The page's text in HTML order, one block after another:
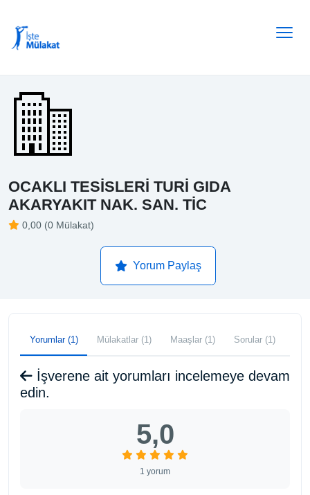
OCAKLI TESİSLERİ TURİ GIDA
AKARYAKIT NAK. SAN. TİC
0,00 (0 Mülakat)
Yorum Paylaş
Yorumlar (1) Mülakatlar (1) Maaşlar (1) Sorular (1)
İşverene ait yorumları incelemeye devam
edin.
5,0
1 yorum